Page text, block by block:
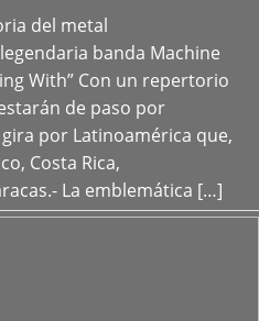
del metal
banda Machine
With” Con un repertorio
de paso por
por Latinoamérica que,
Costa Rica,
La emblemática […]